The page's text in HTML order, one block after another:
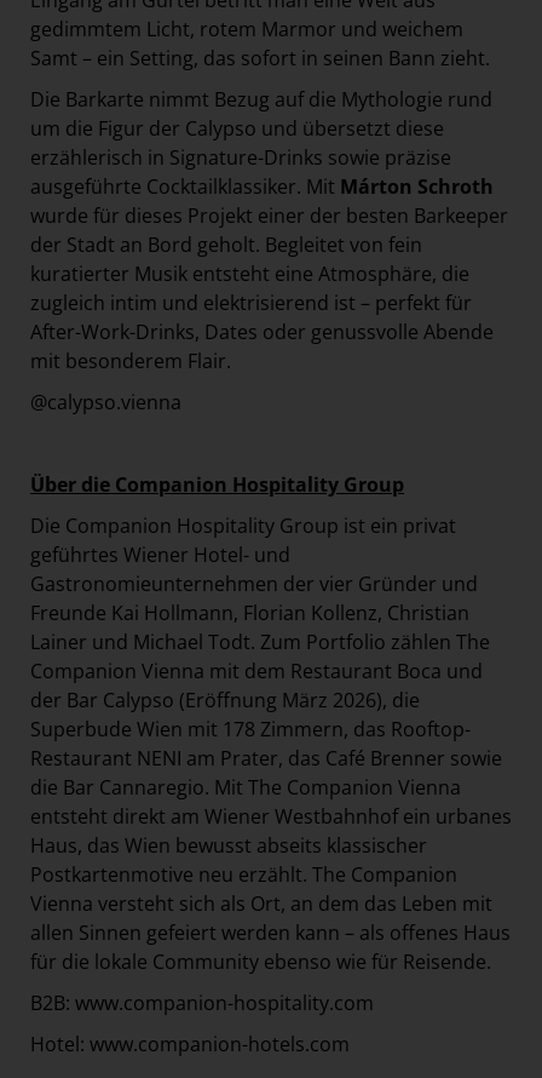
gedimmtem Licht, rotem Marmor und weichem
Samt – ein Setting, das sofort in seinen Bann zieht.
Die Barkarte nimmt Bezug auf die Mythologie rund
um die Figur der Calypso und übersetzt diese
erzählerisch in Signature-Drinks sowie präzise
ausgeführte Cocktailklassiker. Mit Márton Schroth
wurde für dieses Projekt einer der besten Barkeeper
der Stadt an Bord geholt. Begleitet von fein
kuratierter Musik entsteht eine Atmosphäre, die
zugleich intim und elektrisierend ist – perfekt für
After-Work-Drinks, Dates oder genussvolle Abende
mit besonderem Flair.
@calypso.vienna
Über die Companion Hospitality Group
Die Companion Hospitality Group ist ein privat
geführtes Wiener Hotel- und
Gastronomieunternehmen der vier Gründer und
Freunde Kai Hollmann, Florian Kollenz, Christian
Lainer und Michael Todt. Zum Portfolio zählen The
Companion Vienna mit dem Restaurant Boca und
der Bar Calypso (Eröffnung März 2026), die
Superbude Wien mit 178 Zimmern, das Rooftop-
Restaurant NENI am Prater, das Café Brenner sowie
die Bar Cannaregio. Mit The Companion Vienna
entsteht direkt am Wiener Westbahnhof ein urbanes
Haus, das Wien bewusst abseits klassischer
Postkartenmotive neu erzählt. The Companion
Vienna versteht sich als Ort, an dem das Leben mit
allen Sinnen gefeiert werden kann – als offenes Haus
für die lokale Community ebenso wie für Reisende.
B2B: www.companion-hospitality.com
Hotel: www.companion-hotels.com